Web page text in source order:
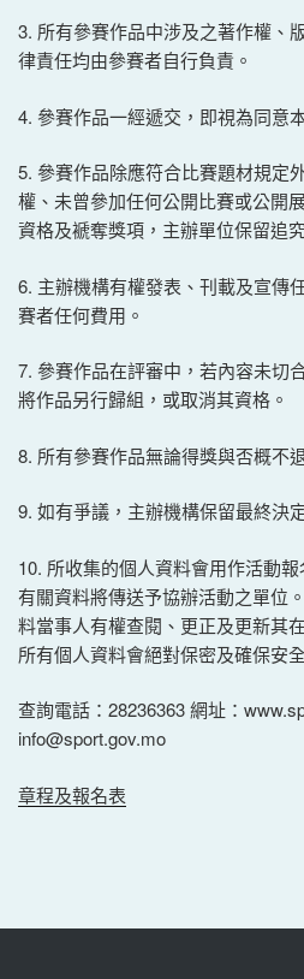
3. 所有參賽作品中涉及之著作權、
律責任均由參賽者自行負責。
4. 參賽作品一經遞交，即視為同意
5. 參賽作品除應符合比賽題材規定
權、未曾參加任何公開比賽或公開
資格及褫奪獎項，主辦單位保留追
6. 主辦機構有權發表、刊載及宣傳
賽者任何費用。
7. 參賽作品在評審中，若內容未切
將作品另行歸組，或取消其資格。
8. 所有參賽作品無論得獎與否概不
9. 如有爭議，主辦機構保留最終決
10. 所收集的個人資料會用作活動
有關資料將傳送予協辦活動之單位
料當事人有權查閱、更正及更新其
所有個人資料會絕對保密及確保安
查詢電話：28236363 網址：
info@sport.gov.mo
章程及報名表